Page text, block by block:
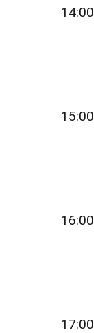
14:00
15:00
16:00
17:00